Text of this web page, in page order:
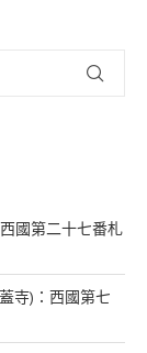
國第二十七番札
寺)：西國第七